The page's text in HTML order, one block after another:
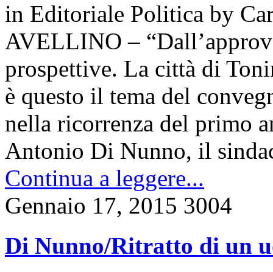
in Editoriale Politica by
AVELLINO –
prospettive. La città di
è questo il tema del
nella ricorrenza del primo
Antonio Di Nunno, il
Continua a leggere...
Gennaio 17, 2015 3004
Di Nunno/Ritratto di un